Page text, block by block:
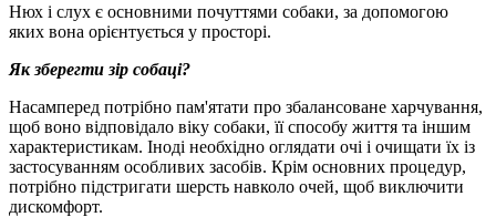
Нюх і слух є основними почуттями собаки, за допомогою
яких вона орієнтується у просторі.
Як зберегти зір собаці?
Насамперед потрібно пам'ятати про збалансоване харчування,
щоб воно відповідало віку собаки, її способу життя та іншим
характеристикам. Іноді необхідно оглядати очі і очищати їх із
застосуванням особливих засобів. Крім основних процедур,
потрібно підстригати шерсть навколо очей, щоб виключити
дискомфорт.